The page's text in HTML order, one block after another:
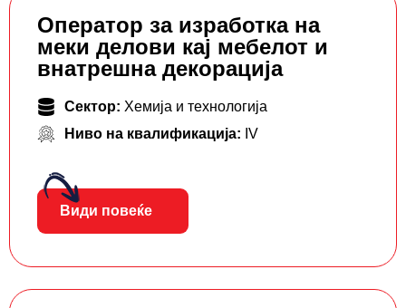
Оператор за изработка на
меки делови кај мебелот и
внатрешна декорација
Сектор: Хемија и технологија
Ниво на квалификација: IV
Види повеќе